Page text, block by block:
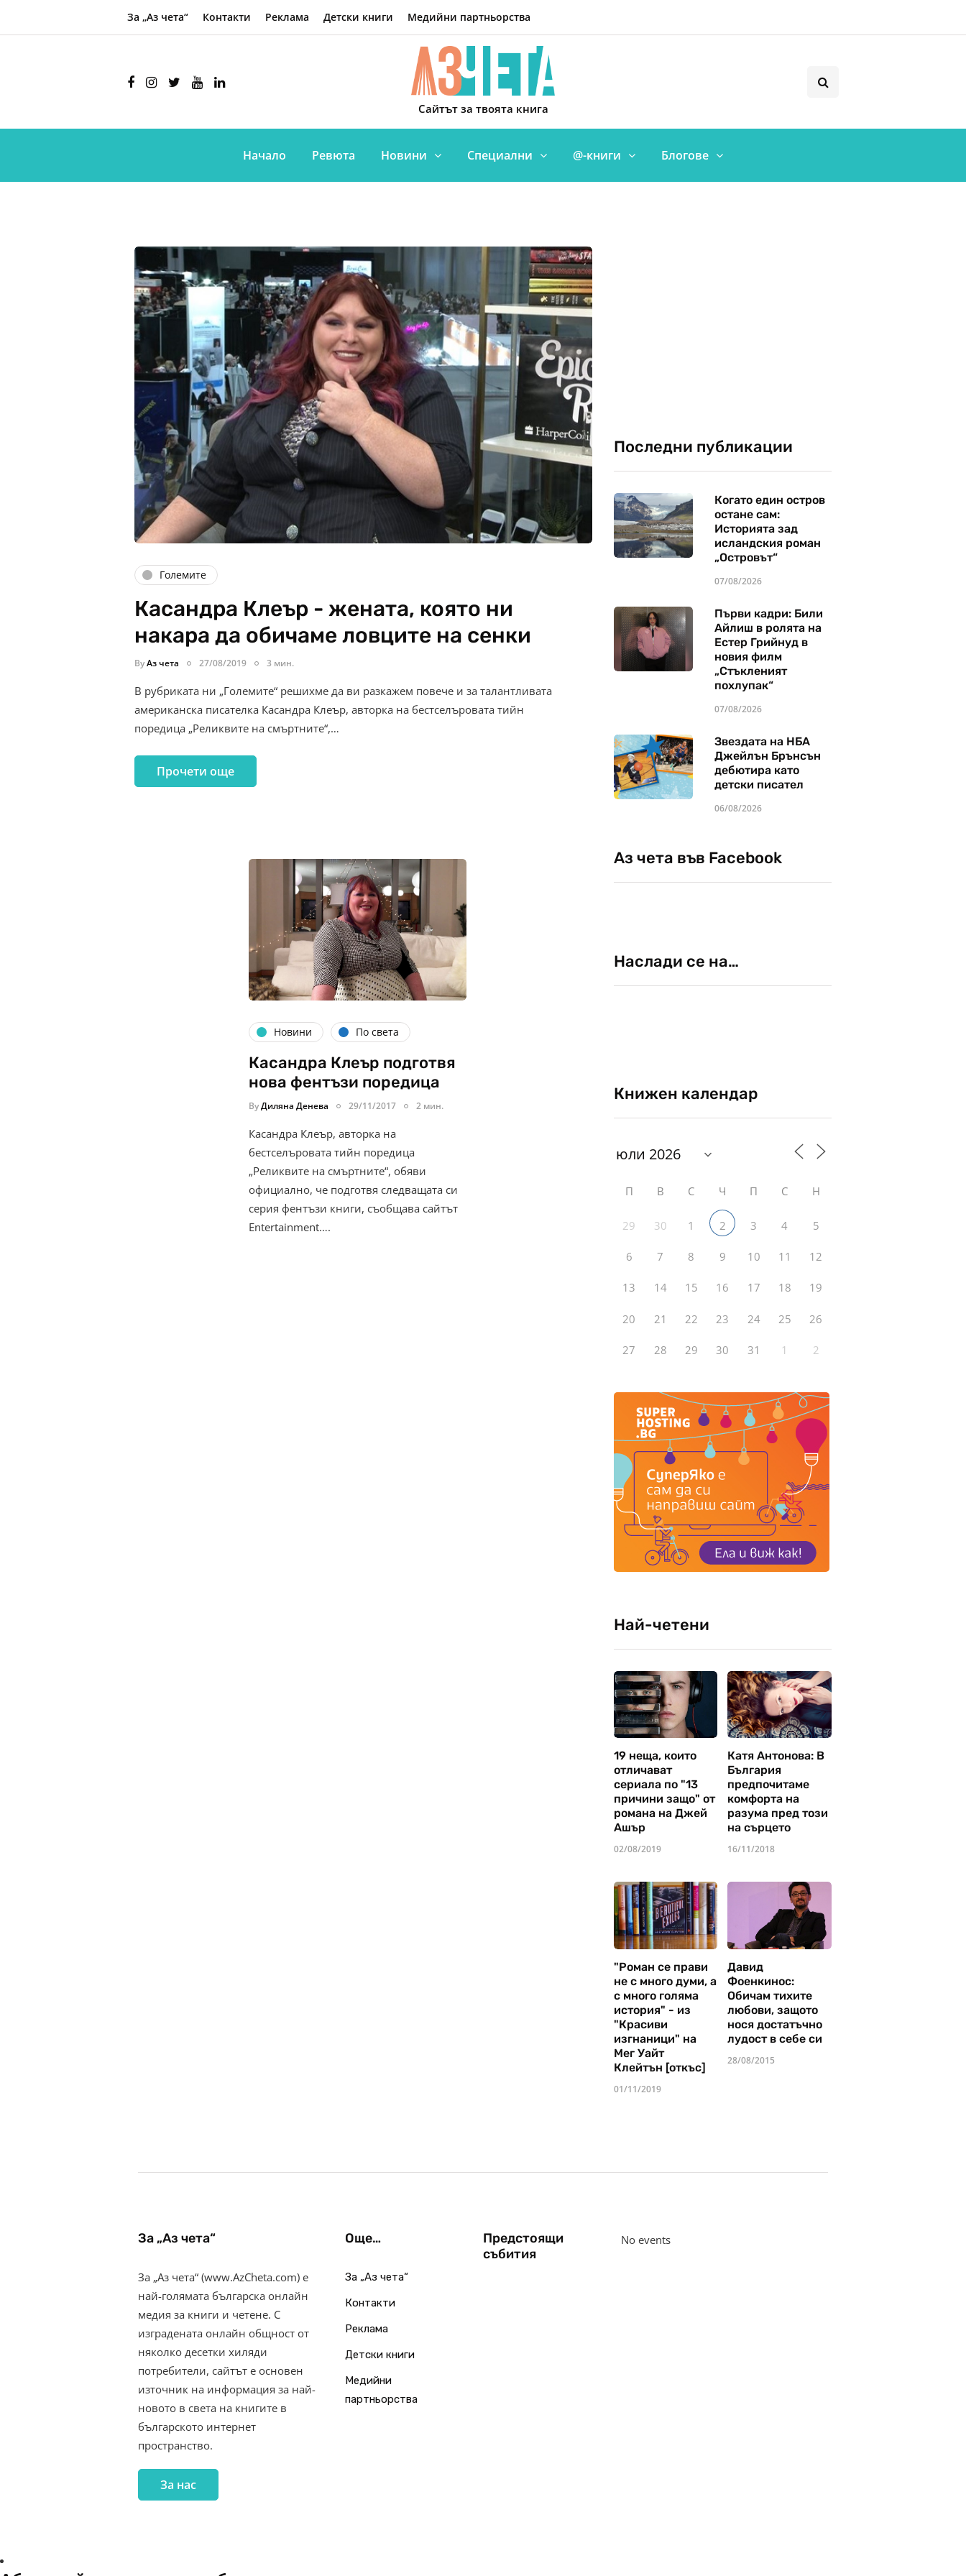
За „Аз чета“ Контакти Реклама Детски книги Медийни партньорства
Сайтът за твоята книга
Начало Ревюта Новини Специални @-книги Блогове
Големите
Касандра Клеър - жената, която ни
накара да обичаме ловците на сенки
ByАз чета 27/08/2019 3 мин.
В рубриката ни „Големите“ решихме да ви разкажем повече и за талантливата
американска писателка Касандра Клеър, авторка на бестселъровата тийн
поредица „Реликвите на смъртните“,…
Прочети още
Новини По света
Касандра Клеър подготвя
нова фентъзи поредица
ByДиляна Денева 29/11/2017 2 мин.
Касандра Клеър, авторка на
бестселъровата тийн поредица
„Реликвите на смъртните“, обяви
официално, че подготвя следващата си
серия фентъзи книги, съобщава сайтът
Entertainment….
Последни публикации
Когато един остров
остане сам:
Историята зад
исландския роман
„Островът“
07/08/2026
Първи кадри: Били
Айлиш в ролята на
Естер Грийнуд в
новия филм
„Стъкленият
похлупак“
07/08/2026
Звездата на НБА
Джейлън Брънсън
дебютира като
детски писател
06/08/2026
Аз чета във Facebook
Наслади се на…
Книжен календар
П В С Ч П С Н
29 30 1 2 3 4 5
6 7 8 9 10 11 12
13 14 15 16 17 18 19
20 21 22 23 24 25 26
27 28 29 30 31 1 2
Най-четени
19 неща, които
отличават
сериала по "13
причини защо" от
романа на Джей
Ашър
02/08/2019
Катя Антонова: В
България
предпочитаме
комфорта на
разума пред този
на сърцето
16/11/2018
"Роман се прави
не с много думи, а
с много голяма
история" - из
"Красиви
изгнаници" на
Мег Уайт
Клейтън [откъс]
01/11/2019
Давид
Фоенкинос:
Обичам тихите
любови, защото
нося достатъчно
лудост в себе си
28/08/2015
За „Аз чета“
За „Аз чета“ (www.AzCheta.com) е
най-голямата българска онлайн
медия за книги и четене. С
изградената онлайн общност от
няколко десетки хиляди
потребители, сайтът е основен
източник на информация за най-
новото в света на книгите в
българското интернет
пространство.
За нас
Още…
За „Аз чета“
Контакти
Реклама
Детски книги
Медийни
партньорства
Предстоящи
събития
No events